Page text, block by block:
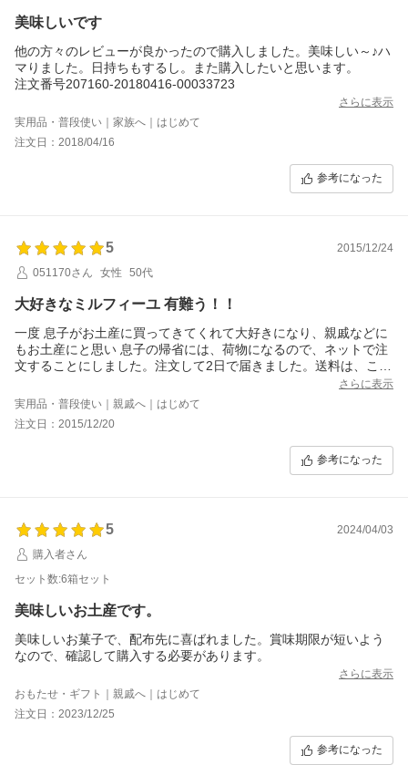
美味しいです
他の方々のレビューが良かったので購入しました。美味しい～♪ハ
マりました。日持ちもするし。また購入したいと思います。
注文番号207160-20180416-00033723
さらに表示
実用品・普段使い｜家族へ｜はじめて
注文日：2018/04/16
参考になった
5
2015/12/24
051170さん
女性 50代
大好きなミルフィーユ 有難う！！
一度 息子がお土産に買ってきてくれて大好きになり、親戚などに
もお土産にと思い 息子の帰省には、荷物になるので、ネットで注
文することにしました。注文して2日で届きました。送料は、こわ
れせんべいと一緒に注文したので無料になりホント助かりまし
た。また息子の帰省の際には、購入しようと思ってます。今度
は、また違う商品を頼んでみようかと楽しみが出来ました。
さらに表示
実用品・普段使い｜親戚へ｜はじめて
注文日：2015/12/20
参考になった
5
2024/04/03
購入者さん
セット数:6箱セット
美味しいお土産です。
美味しいお菓子で、配布先に喜ばれました。賞味期限が短いよう
なので、確認して購入する必要があります。
さらに表示
おもたせ・ギフト｜親戚へ｜はじめて
注文日：2023/12/25
参考になった